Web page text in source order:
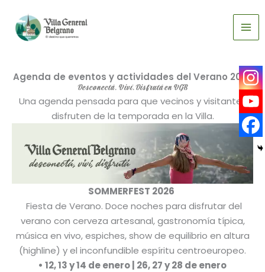
contenido
Agenda de eventos y actividades del Verano 2026
Desconectá. Viví. Disfrutá en VGB
Una agenda pensada para que vecinos y visitantes
disfruten de la temporada en la Villa.
SOMMERFEST 2026
Fiesta de Verano. Doce noches para disfrutar del
verano con cerveza artesanal, gastronomía típica,
música en vivo, espiches, show de equilibrio en altura
(highline) y el inconfundible espíritu centroeuropeo.
• 12, 13 y 14 de enero | 26, 27 y 28 de enero